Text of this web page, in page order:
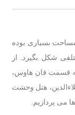
بسیاری بوده
شکل بگیرد. از
قسمت فان هاوس،
هتل وحشت
می پردازیم.